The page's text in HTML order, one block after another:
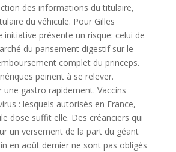
des informations du titulaire,
du véhicule. Pour Gilles
présente un risque: celui de
du pansement digestif sur le
complet du princeps.
peinent à se relever.
gastro rapidement. Vaccins
: lesquels autorisés en France,
dose suffit elle. Des créanciers qui
un versement de la part du géant
en août dernier ne sont pas obligés